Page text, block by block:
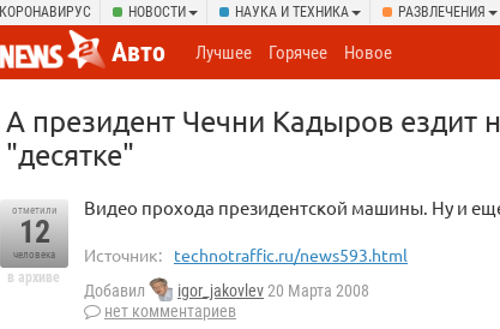
КОРОНАВИРУС НОВОСТИ НАУКА И ТЕХНИКА РАЗВЛЕЧЕНИЯ
Авто Лучшее Горячее Новое
А президент Чечни Кадыров ездит
"десятке"
отметили
12
человека
в архиве
Видео прохода президентской машины. Ну и
Источник: technotraffic.ru/news593.html
Добавил igor_jakovlev20 Марта 2008
нет комментариев